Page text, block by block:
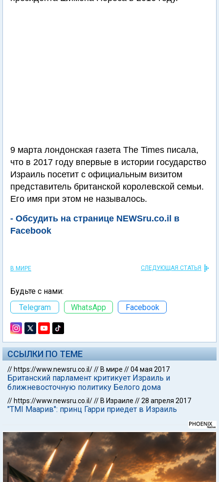
9 марта лондонская газета The Times писала,
что в 2017 году впервые в истории государство
Израиль посетит с официальным визитом
представитель британской королевской семьи.
Его имя при этом не называлось.
- Обсудить на странице NEWSru.co.il в
Facebook
В МИРЕ СЛЕДУЮЩАЯ СТАТЬЯ
Будьте с нами:
Telegram
WhatsApp Facebook
ССЫЛКИ ПО ТЕМЕ
// https://www.newsru.co.il/// В мире //04 мая 2017
Британский парламент критикует Израиль и
ближневосточную политику Белого дома
// https://www.newsru.co.il/// В Израиле //28 апреля 2017
"TMI Маарив": принц Гарри приедет в Израиль